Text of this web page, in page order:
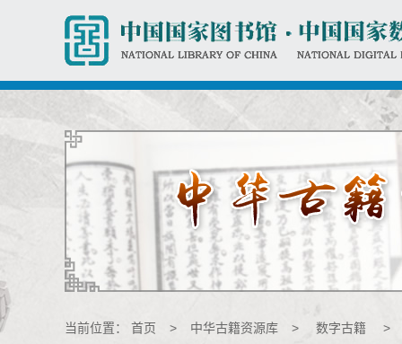
当前位置： 首页 > 中华古籍资源库 > 数字古籍 >